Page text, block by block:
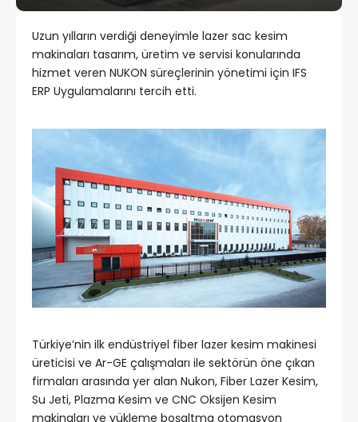
Uzun yılların verdiği deneyimle lazer sac kesim
makinaları tasarım, üretim ve servisi konularında
hizmet veren NUKON süreçlerinin yönetimi için IFS
ERP Uygulamalarını tercih etti.
Türkiye’nin ilk endüstriyel fiber lazer kesim makinesi
üreticisi ve Ar-GE çalışmaları ile sektörün öne çıkan
firmaları arasında yer alan Nukon, Fiber Lazer Kesim,
Su Jeti, Plazma Kesim ve CNC Oksijen Kesim
makinaları ve yükleme boşaltma otomasyon